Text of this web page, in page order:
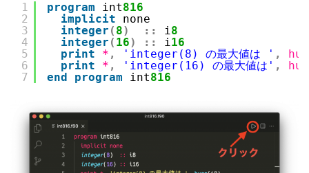
1
2
3
4
5
6
7
program int816
implicit
none
integer ( 8) :: i8
integer ( 16) :: i16
print
* , 'integer(8) の最大値は ' ,
print
* , 'integer(16) の最大値は' ,
end
program int816